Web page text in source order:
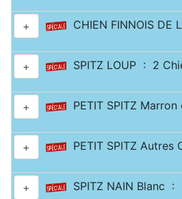
+ CHIEN FINNOIS DE
+ SPITZ LOUP : 2
+ PETIT SPITZ
+ PETIT SPITZ
+ SPITZ NAIN Blanc :